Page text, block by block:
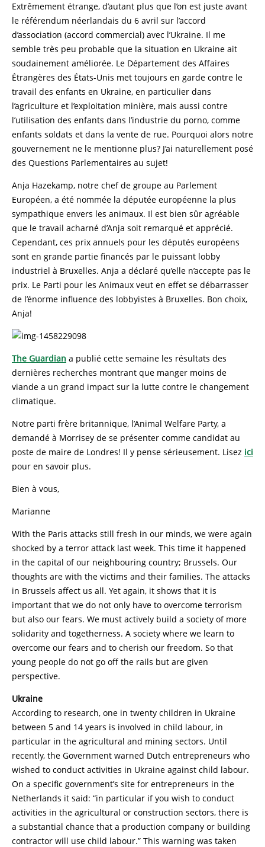
Extrêmement étrange, d’autant plus que l’on est juste avant
le référendum néerlandais du 6 avril sur l’accord
d’association (accord commercial) avec l’Ukraine. Il me
semble très peu probable que la situation en Ukraine ait
soudainement améliorée. Le Département des Affaires
Étrangères des États-Unis met toujours en garde contre le
travail des enfants en Ukraine, en particulier dans
l’agriculture et l’exploitation minière, mais aussi contre
l’utilisation des enfants dans l’industrie du porno, comme
enfants soldats et dans la vente de rue. Pourquoi alors notre
gouvernement ne le mentionne plus? J’ai naturellement posé
des Questions Parlementaires au sujet!
Anja Hazekamp, ​​notre chef de groupe au Parlement
Européen, a été nommée la députée européenne la plus
sympathique envers les animaux. Il est bien sûr agréable
que le travail acharné d’Anja soit remarqué et apprécié.
Cependant, ces prix annuels pour les députés européens
sont en grande partie financés par le puissant lobby
industriel à Bruxelles. Anja a déclaré qu’elle n’accepte pas le
prix. Le Parti pour les Animaux veut en effet se débarrasser
de l’énorme influence des lobbyistes à Bruxelles. Bon choix,
Anja!
The Guardian a publié cette semaine les résultats des
dernières recherches montrant que manger moins de
viande a un grand impact sur la lutte contre le changement
climatique.
Notre parti frère britannique, l’Animal Welfare Party, a
demandé à Morrisey de se présenter comme candidat au
poste de maire de Londres! Il y pense sérieusement. Lisez ici
pour en savoir plus.
Bien à vous,
Marianne
With the Paris attacks still fresh in our minds, we were again
shocked by a terror attack last week. This time it happened
in the capital of our neighbouring country; Brussels. Our
thoughts are with the victims and their families. The attacks
in Brussels affect us all. Yet again, it shows that it is
important that we do not only have to overcome terrorism
but also our fears. We must actively build a society of more
solidarity and togetherness. A society where we learn to
overcome our fears and to cherish our freedom. So that
young people do not go off the rails but are given
perspective.
Ukraine
According to research, one in twenty children in Ukraine
between 5 and 14 years is involved in child labour, in
particular in the agricultural and mining sectors. Until
recently, the Government warned Dutch entrepreneurs who
wished to conduct activities in Ukraine against child labour.
On a specific government’s site for entrepreneurs in the
Netherlands it said: “in particular if you wish to conduct
activities in the agricultural or construction sectors, there is
a substantial chance that a production company or building
contractor will use child labour.” This warning was taken